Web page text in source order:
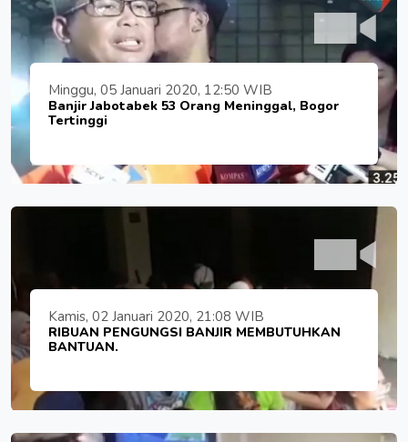
Minggu, 05 Januari 2020, 12:50 WIB
Banjir Jabotabek 53 Orang Meninggal, Bogor
Tertinggi
Kamis, 02 Januari 2020, 21:08 WIB
RIBUAN PENGUNGSI BANJIR MEMBUTUHKAN
BANTUAN.